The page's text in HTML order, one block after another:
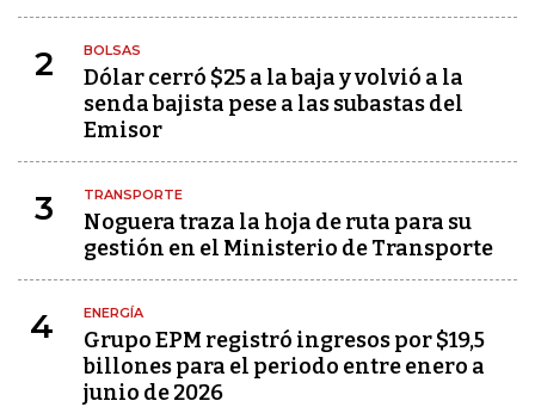
2 BOLSAS
Dólar cerró $25 a la baja y volvió a la
senda bajista pese a las subastas del
Emisor
3 TRANSPORTE
Noguera traza la hoja de ruta para su
gestión en el Ministerio de Transporte
4 ENERGÍA
Grupo EPM registró ingresos por $19,5
billones para el periodo entre enero a
junio de 2026